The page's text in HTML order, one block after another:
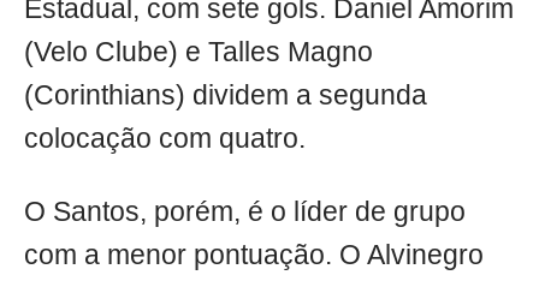
Estadual, com sete gols. Daniel Amorim
(Velo Clube) e Talles Magno
(Corinthians) dividem a segunda
colocação com quatro.
O Santos, porém, é o líder de grupo
com a menor pontuação. O Alvinegro